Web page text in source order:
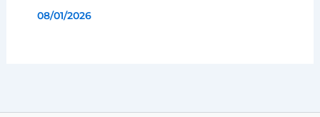
08/01/2026